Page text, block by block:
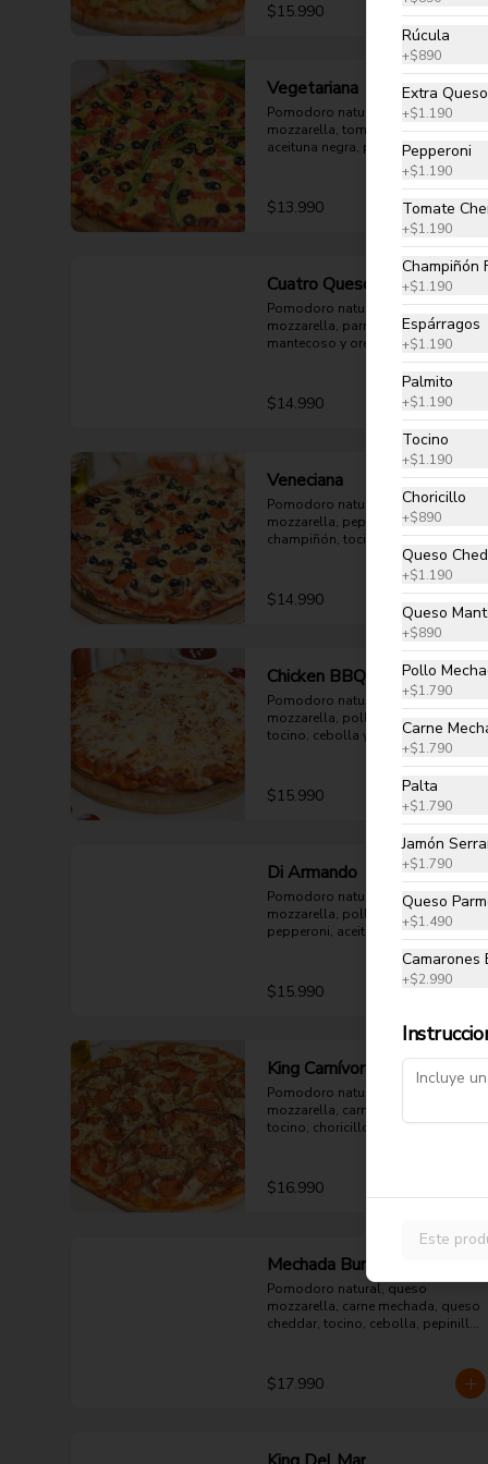
$15.990
Vegetariana
Pomodoro natural, queso
mozzarella, tomate, choclo,
aceituna negra, pimentón verde y
$13.990
Cuatro Quesos
Pomodoro natural, queso
mozzarella, parmesano, cheddar,
mantecoso y orégano.
$14.990
Veneciana
Pomodoro natural, queso
mozzarella, pepperoni,
champiñón, tocino, aceituna negra
$14.990
Chicken BBQ
Pomodoro natural, queso
mozzarella, pollo bbq mechado,
tocino, cebolla y orégano.
$15.990
Di Armando
Pomodoro natural, queso
mozzarella, pollo mechado,
pepperoni, aceituna negra, choclo
$15.990
King Carnívora
Pomodoro natural, queso
mozzarella, carne mechada,
tocino, choricillo, pepperoni y
$16.990
Mechada Burger
Pomodoro natural, queso
mozzarella, carne mechada, queso
cheddar, tocino, cebolla, pepinillo
$17.990
Rúcula
+$890
Extra Queso
+$1.190
Pepperoni
+$1.190
Tomate
+$1.190
Champiñón
+$1.190
Espárragos
+$1.190
Palmito
+$1.190
Tocino
+$1.190
Choricillo
+$890
Queso
+$1.190
Queso
+$890
Pollo
+$1.790
Carne
+$1.790
Palta
+$1.790
Jamón
+$1.790
Queso
+$1.490
Camarones
+$2.990
Este